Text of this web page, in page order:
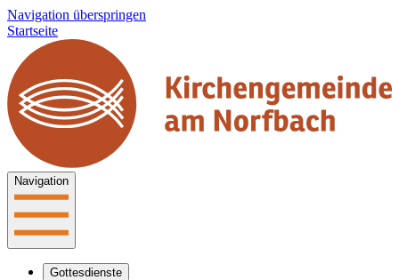
Navigation überspringen
Startseite
Navigation
Gottesdienste